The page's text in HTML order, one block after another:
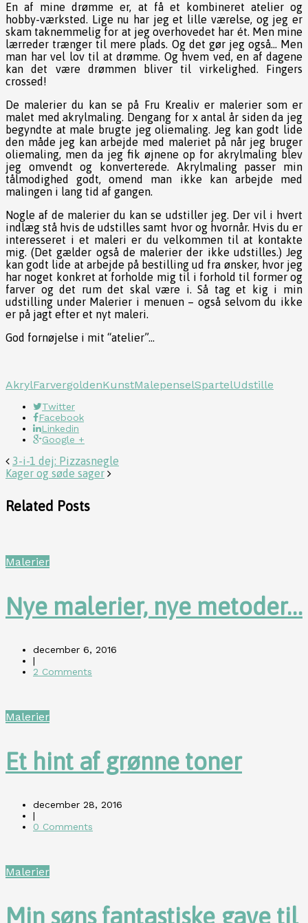
En af mine drømme er, at få et kombineret atelier og
hobby-værksted. Lige nu har jeg et lille værelse, og jeg er
skam taknemmelig for at jeg overhovedet har ét. Men mine
lærreder trænger til mere plads. Og det gør jeg også… Men
man har vel lov til at drømme. Og hvem ved, en af dagene
kan det være drømmen bliver til virkelighed. Fingers
crossed!
De malerier du kan se på Fru Krealiv er malerier som er
malet med akrylmaling. Dengang for x antal år siden da jeg
begyndte at male brugte jeg oliemaling. Jeg kan godt lide
den måde jeg kan arbejde med maleriet på når jeg bruger
oliemaling, men da jeg fik øjnene op for akrylmaling blev
jeg omvendt og konverterede. Akrylmaling passer min
tålmodighed godt, omend man ikke kan arbejde med
malingen i lang tid af gangen.
Nogle af de malerier du kan se udstiller jeg. Der vil i hvert
indlæg stå hvis de udstilles samt hvor og hvornår. Hvis du er
interesseret i et maleri er du velkommen til at kontakte
mig. (Det gælder også de malerier der ikke udstilles.) Jeg
kan godt lide at arbejde på bestilling ud fra ønsker, hvor jeg
har noget konkret at forholde mig til i forhold til former og
farver og det rum det skal være i. Så tag et kig i min
udstilling under Malerier i menuen – også selvom du ikke
er på jagt efter et nyt maleri.
God fornøjelse i mit “atelier”…
AkrylFarvergoldenKunstMalepenselSpartelUdstille
Twitter
Facebook
Linkedin
Google +
3-i-1 dej: Pizzasnegle
Kager og søde sager
Related Posts
Malerier
Nye malerier, nye metoder…
december 6, 2016
|
2 Comments
Malerier
Et hint af grønne toner
december 28, 2016
|
0 Comments
Malerier
Min søns fantastiske gave til